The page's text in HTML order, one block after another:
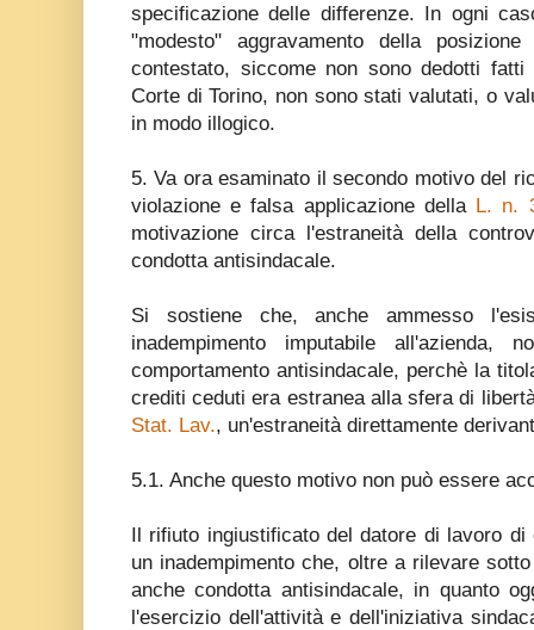
specificazione delle differenze. In ogni
"modesto" aggravamento della
contestato, siccome non sono dedotti
Corte di Torino, non sono stati valutati, o
in modo illogico.
5. Va ora esaminato il secondo motivo del
violazione e falsa applicazione della L. n.
motivazione circa l'estraneità della
condotta antisindacale.
Si sostiene che, anche ammesso
inadempimento imputabile all'azienda,
comportamento antisindacale, perchè la
crediti ceduti era estranea alla sfera di
Stat. Lav., un'estraneità direttamente
5.1. Anche questo motivo non può essere
Il rifiuto ingiustificato del datore di lavoro di
un inadempimento che, oltre a rilevare
anche condotta antisindacale, in quanto
l'esercizio dell'attività e dell'iniziativa